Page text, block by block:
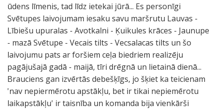
ūdens līmenis, tad līdz ietekai jūrā... Es personīgi
Svētupes laivojumam iesaku savu maršrutu Lauvas -
Lībiešu upuralas - Avotkalni - Ķuikules krāces - Jaunupe
- mazā Svētupe - Vecais tilts - Vecsalacas tilts un šo
laivojumu pats ar foršiem ceļa biedriem realizēju
pagājušajā gadā - maijā, tīri drēgnā un lietainā dienā...
Brauciens gan izvērtās debešķīgs, jo šķiet ka teicienam
'nav nepiermērotu apstākļu, bet ir tikai nepiemērotu
laikapstākļu' ir taisnība un komanda bija vienkārši